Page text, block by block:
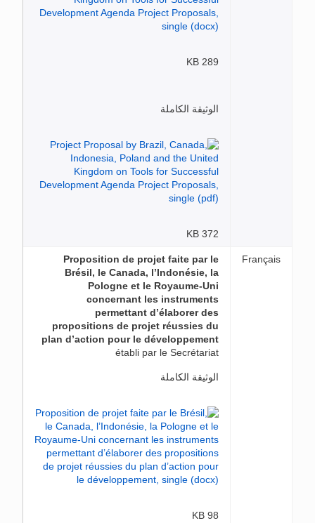
289 KB
الوثيقة الكاملة
372 KB
Français
Proposition de projet faite par le
Brésil, le Canada, l’Indonésie, la
Pologne et le Royaume-Uni
concernant les instruments
permettant d’élaborer des
propositions de projet réussies du
plan d’action pour le développement
établi par le Secrétariat
الوثيقة الكاملة
98 KB